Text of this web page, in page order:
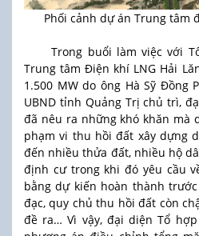
Phối cảnh dự án Trung tâm
Trong buổi làm việc với
Trung tâm Điện khí LNG Hải
1.500 MW do ông Hà Sỹ Đồng
UBND tỉnh Quảng Trị chủ trì,
đã nêu ra những khó khăn mà
phạm vi thu hồi đất xây dựng
đến nhiều thửa đất, nhiều hộ
định cư trong khi đó yêu cầu
bằng dự kiến hoàn thành
đạc, quy chủ thu hồi đất còn
đề ra… Vì vậy, đại diện Tổ